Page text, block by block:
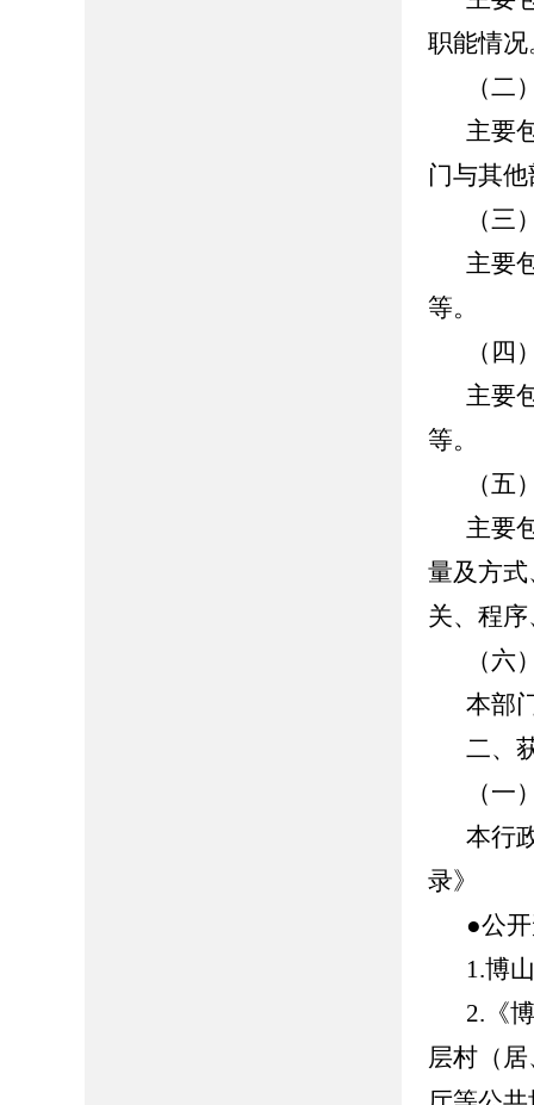
职能情况
（二
主要
门与其
（三
主要
等。
（四
主要
等。
（五
主要
量及方
关、程
（六
本部
二、
（一
本行
录》
●公
1.博
2.《
层村（